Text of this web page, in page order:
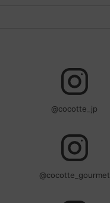
@cocotte_jp
@cocotte_gourmet